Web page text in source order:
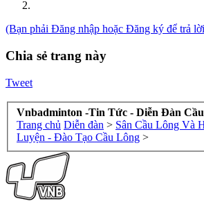
(Bạn phải Đăng nhập hoặc Đăng ký để trả
Chia sẻ trang này
Tweet
Vnbadminton -Tin Tức - Diễn Đàn
Trang chủ Diễn đàn > Sân Cầu Lông Và
Luyện - Đào Tạo Cầu Lông >